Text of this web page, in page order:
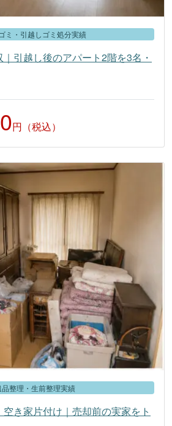
ミ・引越しゴミ処分実績
引越し後のアパート2階を3名・
円（税込）
品整理・生前整理実績
き家片付け｜売却前の実家をト